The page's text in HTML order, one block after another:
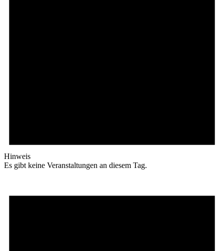
Hinweis
Es gibt keine Veranstaltungen an diesem Tag.